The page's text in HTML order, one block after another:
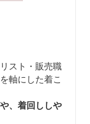
スト・販売職
軸にした着こ
、着回ししや